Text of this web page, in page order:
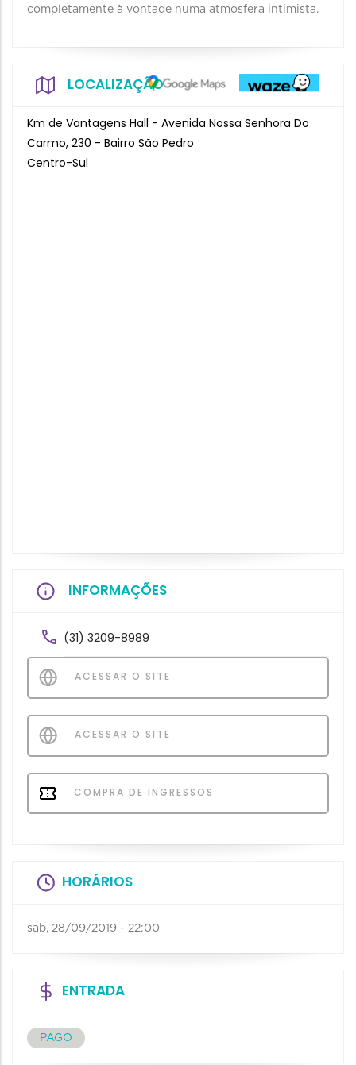
completamente à vontade numa atmosfera intimista.
LOCALIZAÇÃO
Km de Vantagens Hall - Avenida Nossa Senhora Do
Carmo, 230 - Bairro São Pedro
Centro-Sul
INFORMAÇÕES
(31) 3209-8989
ACESSAR O SITE
ACESSAR O SITE
COMPRA DE INGRESSOS
HORÁRIOS
sab, 28/09/2019 - 22:00
ENTRADA
PAGO